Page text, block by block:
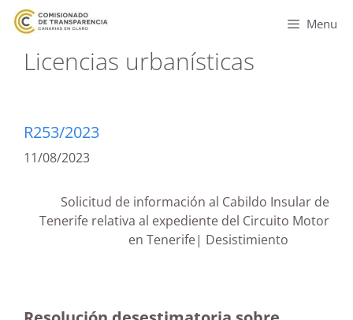
Menu
Licencias urbanísticas
R253/2023
11/08/2023
Solicitud de información al Cabildo Insular de
Tenerife relativa al expediente del Circuito Motor
en Tenerife| Desistimiento